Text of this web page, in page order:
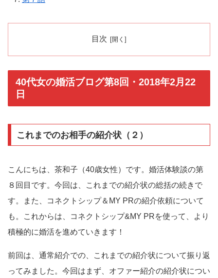
目次
40代女の婚活ブログ第8回・2018年2月22
日
これまでのお相手の紹介状（２）
こんにちは、茶和子（40歳女性）です。婚活体験談の第
８回目です。今回は、これまでの紹介状の総括の続きで
す。また、コネクトシップ＆MY PRの紹介依頼について
も。これからは、コネクトシップ&MY PRを使って、より
積極的に婚活を進めていきます！
前回は、通常紹介での、これまでの紹介状について振り返
ってみました。今回はまず、オファー紹介の紹介状につい